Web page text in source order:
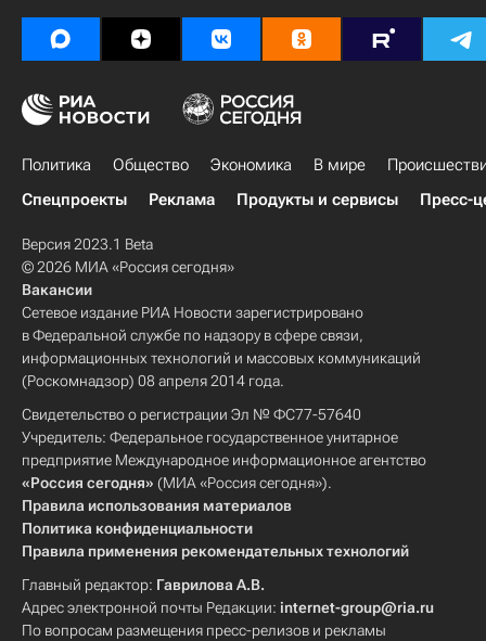
Политика Общество Экономика В мире
Спецпроекты
Реклама Продукты и сервисы Пресс-
Версия 2023.1 Beta
© 2026 МИА «Россия сегодня»
Вакансии
Сетевое издание РИА Новости зарегистрировано
в Федеральной службе по надзору в сфере связи,
информационных технологий и массовых коммуникаций
(Роскомнадзор) 08 апреля 2014 года.
Свидетельство о регистрации Эл № ФС77-57640
Учредитель: Федеральное государственное унитарное
предприятие Международное информационное агентство
«Россия сегодня» (МИА «Россия сегодня»).
Правила использования материалов
Политика конфиденциальности
Правила применения рекомендательных технологий
Главный редактор: Гаврилова А.В.
Адрес электронной почты Редакции: internet-group@ria.ru
По вопросам размещения пресс-релизов и рекламы